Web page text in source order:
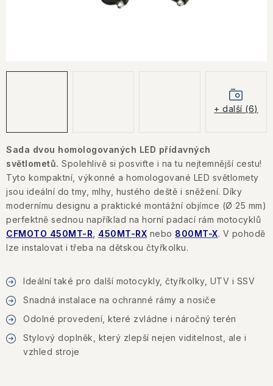
Jak nakupovat
Podmínky ochrany osobních údajů
Sada dvou homologovaných LED přídavných
světlometů. Spolehlivě si posviťte i na tu nejtemnější cestu!
Tyto kompaktní, výkonné a homologované LED světlomety
jsou ideální do tmy, mlhy, hustého deště i sněžení. Díky
modernímu designu a praktické montážní objímce (Ø 25 mm)
perfektně sednou například na horní padací rám motocyklů
CFMOTO 450MT-R
450MT-RX nebo 800MT-X. V pohodě
lze instalovat i třeba na dětskou čtyřkolku.
Ideální také pro další motocykly, čtyřkolky, UTV i SSV
Snadná instalace na ochranné rámy a nosiče
Odolné provedení, které zvládne i náročný terén
Stylový doplněk, který zlepší nejen viditelnost, ale i
vzhled stroje
+ další (6)